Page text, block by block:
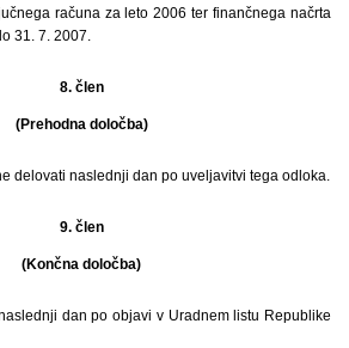
računa za leto 2006 ter finančnega načrta
31. 7. 2007.
8. člen
(Prehodna določba)
delovati naslednji dan po uveljavitvi tega odloka.
9. člen
(Končna določba)
dan po objavi v Uradnem listu Republike